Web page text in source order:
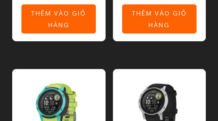
THÊM VÀO GIỎ
HÀNG
THÊM VÀO GIỎ
HÀNG